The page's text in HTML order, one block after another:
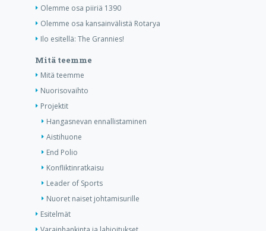
Olemme osa piiriä 1390
Olemme osa kansainvälistä Rotarya
Ilo esitellä: The Grannies!
Mitä teemme
Mitä teemme
Nuorisovaihto
Projektit
Hangasnevan ennallistaminen
Aistihuone
End Polio
Konfliktinratkaisu
Leader of Sports
Nuoret naiset johtamisurille
Esitelmät